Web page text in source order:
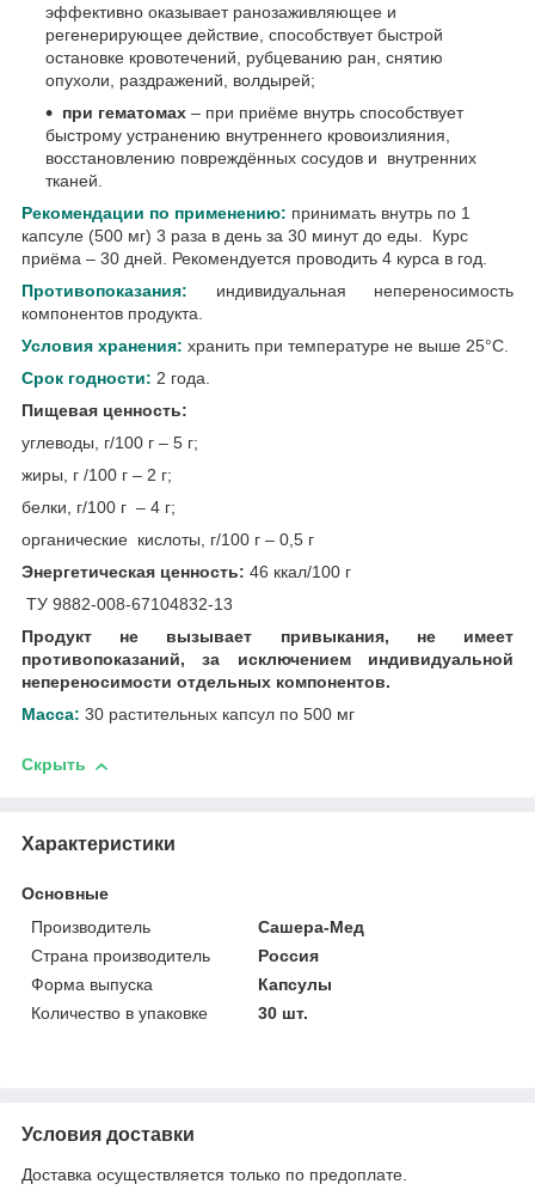
эффективно оказывает ранозаживляющее и
регенерирующее действие, способствует быстрой
остановке кровотечений, рубцеванию ран, снятию
опухоли, раздражений, волдырей;
при гематомах – при приёме внутрь способствует
быстрому устранению внутреннего кровоизлияния,
восстановлению повреждённых сосудов и внутренних
тканей.
Рекомендации по применению: принимать внутрь по 1
капсуле (500 мг) 3 раза в день за 30 минут до еды. Курс
приёма – 30 дней. Рекомендуется проводить 4 курса в год.
Противопоказания:
индивидуальная непереносимость
компонентов продукта.
Условия хранения: хранить при температуре не выше 25°С.
Срок годности: 2 года.
Пищевая ценность:
углеводы, г/100 г – 5 г;
жиры, г /100 г – 2 г;
белки, г/100 г – 4 г;
органические кислоты, г/100 г – 0,5 г
Энергетическая ценность: 46 ккал/100 г
ТУ 9882-008-67104832-13
Продукт не вызывает привыкания, не имеет
противопоказаний, за исключением индивидуальной
непереносимости отдельных компонентов.
Масса: 30 растительных капсул по 500 мг
Скрыть
Характеристики
Основные
Производитель
Сашера-Мед
Страна производитель
Россия
Форма выпуска
Капсулы
Количество в упаковке
30 шт.
Условия доставки
Доставка осуществляется только по предоплате.